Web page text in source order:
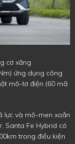
cơ xăng
ứng dụng công
mô-tơ điện (60 mã
lực và mô-men xoắn
Santa Fe Hybrid có
trong điều kiện